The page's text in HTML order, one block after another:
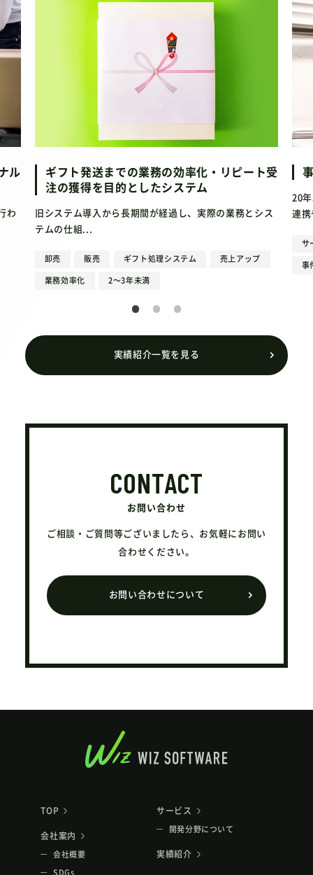
ル
わ
ギフト発送までの業務の効率化・リピート受
注の獲得を目的としたシステム
旧システム導入から長期間が経過し、実際の業務とシス
テムの仕組...
卸売 販売 ギフト処理システム 売上アップ
業務効率化 2〜3年未満
20
連
サ
事
実績紹介一覧を見る
CONTACT
お問い合わせ
ご相談・ご質問等ございましたら、お気軽にお問い
合わせください。
お問い合わせについて
TOP
会社案内
会社概要
SDGs
サービス
開発分野について
実績紹介